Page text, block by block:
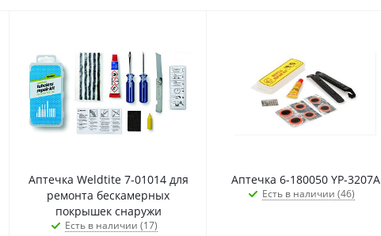
Аптечка Weldtite 7-01014 для
ремонта бескамерных
покрышек снаружи
Есть в наличии (17)
Аптечка 6-180050 YP-3207A
Есть в наличии (46)